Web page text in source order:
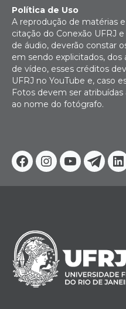
Facebook
Instagram
Youtube
Política de Uso
A reprodução de matérias
citação do Conexão UFRJ
de áudio, deverão constar
em sendo explicitados, dos
de vídeo, esses créditos
UFRJ no YouTube e, caso
Fotos devem ser
ao nome do fotógrafo.